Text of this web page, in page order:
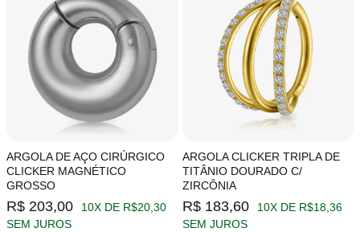
ARGOLA DE AÇO CIRÚRGICO
CLICKER MAGNÉTICO
GROSSO
R$ 203,00
10X DE R$20,30
SEM JUROS
ARGOLA CLICKER TRIPLA DE
TITÂNIO DOURADO C/
ZIRCÔNIA
R$ 183,60
10X DE R$18,36
SEM JUROS